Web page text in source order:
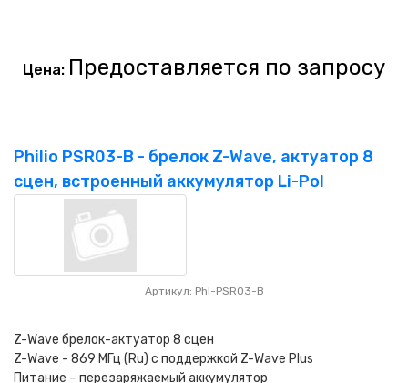
Цена: Предоставляется по запросу
Philio PSR03-B - брелок Z-Wave, актуатор 8
сцен, встроенный аккумулятор Li-Pol
Артикул: Phl-PSR03-B
Z-Wave брелок-актуатор 8 сцен
Z-Wave - 869 МГц (Ru) с поддержкой Z-Wave Plus
Питание – перезаряжаемый аккумулятор